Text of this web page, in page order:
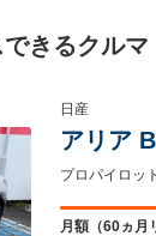
きるクルマ
日産
アリア
月額（60ヵ月